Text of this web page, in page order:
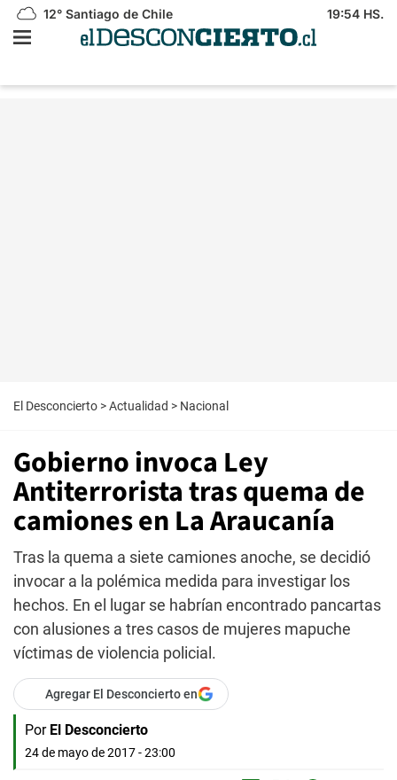
12° Santiago de Chile 19:54 HS.
El Desconcierto >Actualidad > Nacional
Gobierno invoca Ley
Antiterrorista tras quema de
camiones en La Araucanía
Tras la quema a siete camiones anoche, se decidió
invocar a la polémica medida para investigar los
hechos. En el lugar se habrían encontrado pancartas
con alusiones a tres casos de mujeres mapuche
víctimas de violencia policial.
Agregar El Desconcierto en
Por El Desconcierto
24 de mayo de 2017 - 23:00